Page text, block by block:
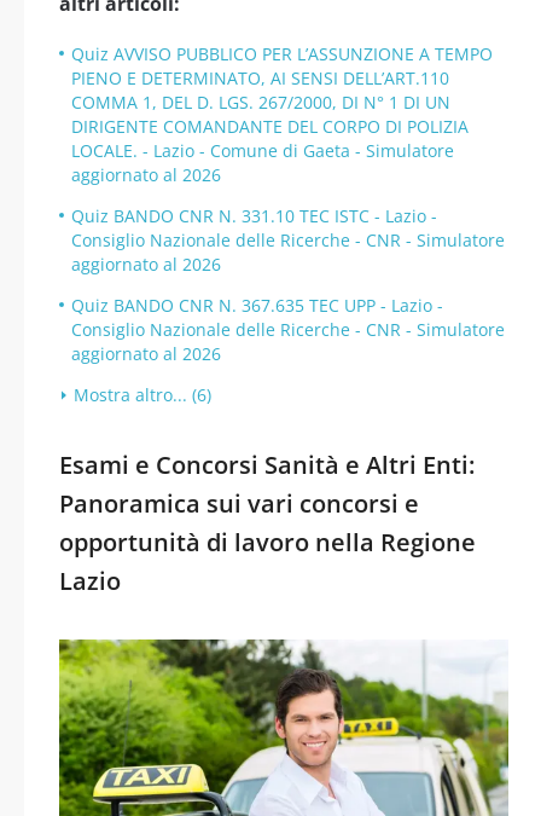
Quiz AVVISO PUBBLICO PER L’ASSUNZIONE A TEMPO
PIENO E DETERMINATO, AI SENSI DELL’ART.110
COMMA 1, DEL D. LGS. 267/2000, DI N° 1 DI UN
DIRIGENTE COMANDANTE DEL CORPO DI POLIZIA
LOCALE. - Lazio - Comune di Gaeta - Simulatore
aggiornato al 2026
Quiz BANDO CNR N. 331.10 TEC ISTC - Lazio -
Consiglio Nazionale delle Ricerche - CNR - Simulatore
aggiornato al 2026
Quiz BANDO CNR N. 367.635 TEC UPP - Lazio -
Consiglio Nazionale delle Ricerche - CNR - Simulatore
aggiornato al 2026
Mostra altro... (6)
Esami e Concorsi Sanità e Altri Enti:
Panoramica sui vari concorsi e
opportunità di lavoro nella Regione
Lazio